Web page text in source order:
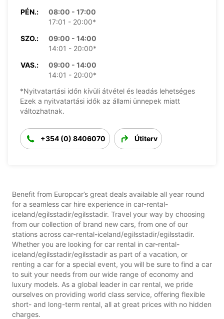
PÉN.:
08:00 - 17:00
17:01 - 20:00*
SZO.:
09:00 - 14:00
14:01 - 20:00*
VAS.:
09:00 - 14:00
14:01 - 20:00*
*Nyitvatartási időn kívüli átvétel és leadás lehetséges
Ezek a nyitvatartási idők az állami ünnepek miatt
változhatnak.
+354 (0) 8406070 Útiterv
Benefit from Europcar’s great deals available all year round
for a seamless car hire experience in car-rental-
iceland/egilsstadir/egilsstadir. Travel your way by choosing
from our collection of brand new cars, from one of our
stations across car-rental-iceland/egilsstadir/egilsstadir.
Whether you are looking for car rental in car-rental-
iceland/egilsstadir/egilsstadir as part of a vacation, or
renting a car for a special event, you will be sure to find a car
to suit your needs from our wide range of economy and
luxury models. As a global leader in car rental, we pride
ourselves on providing world class service, offering flexible
short- and long-term rental, all at great prices with no hidden
charges.